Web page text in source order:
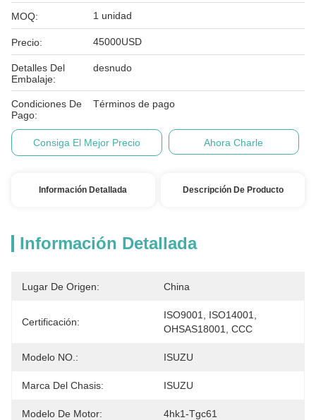
MOQ: 1 unidad
Precio: 45000USD
Detalles Del
Embalaje:
desnudo
Condiciones De
Pago:
Términos de pago
Consiga El Mejor Precio Ahora Charle
Información Detallada Descripción De Producto
Información Detallada
Lugar De Origen: China
Certificación:
ISO9001, ISO14001,
OHSAS18001, CCC
Modelo NO.: ISUZU
Marca Del Chasis: ISUZU
Modelo De Motor: 4hk1-Tgc61